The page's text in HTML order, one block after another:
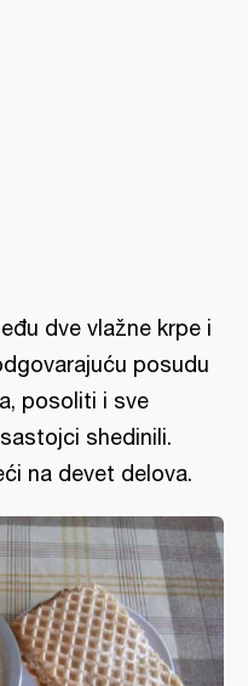
dve vlažne krpe i
posudu
posoliti i sve
shedinili.
na devet delova.